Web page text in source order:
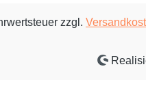
zzgl.